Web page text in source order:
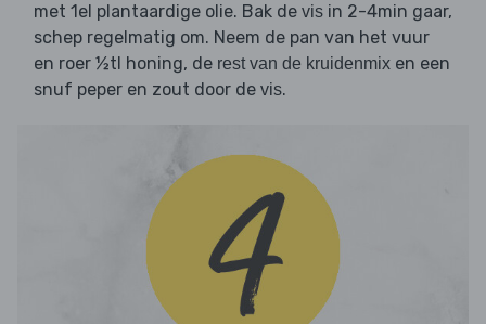
met 1el plantaardige olie. Bak de vis in 2-4min gaar,
schep regelmatig om. Neem de pan van het vuur
en roer ½tl honing, de rest van de kruidenmix en een
snuf peper en zout door de vis.